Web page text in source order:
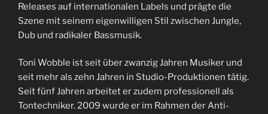
Releases auf internationalen Labels und prägte die
Szene mit seinem eigenwilligen Stil zwischen Jungle,
Dub und radikaler Bassmusik.
Toni Wobble ist seit über zwanzig Jahren Musiker und
seit mehr als zehn Jahren in Studio-Produktionen tätig.
Seit fünf Jahren arbeitet er zudem professionell als
Tontechniker. 2009 wurde er im Rahmen der Anti-